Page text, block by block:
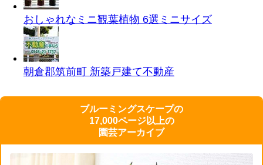
おしゃれなミニ観葉植物 6選 ミニサイズ
朝倉郡筑前町 新築戸建て不動産
ブルーミングスケープの
17,000ページ以上の
園芸アーカイブ